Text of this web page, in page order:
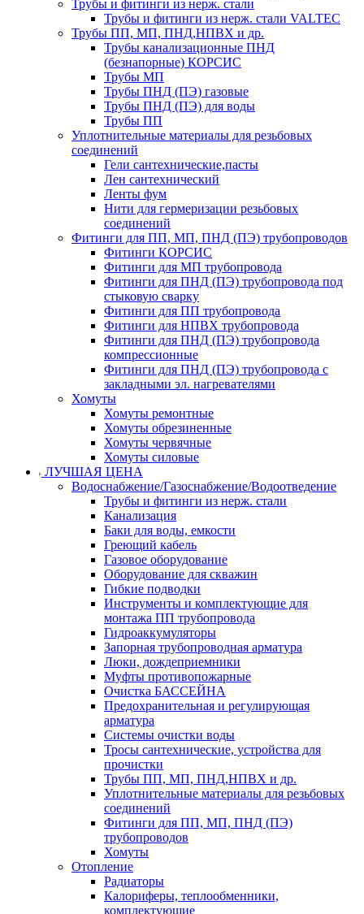
Трубы и фитинги из нерж. стали
Трубы и фитинги из нерж. стали VALTEC
Трубы ПП, МП, ПНД,НПВХ и др.
Трубы канализационные ПНД
(безнапорные) КОРСИС
Трубы МП
Трубы ПНД (ПЭ) газовые
Трубы ПНД (ПЭ) для воды
Трубы ПП
Уплотнительные материалы для резьбовых
соединений
Гели сантехнические,пасты
Лен сантехнический
Ленты фум
Нити для гермеризации резьбовых
соединений
Фитинги для ПП, МП, ПНД (ПЭ) трубопроводов
Фитинги КОРСИС
Фитинги для МП трубопровода
Фитинги для ПНД (ПЭ) трубопровода под
стыковую сварку
Фитинги для ПП трубопровода
Фитинги для НПВХ трубопровода
Фитинги для ПНД (ПЭ) трубопровода
компрессионные
Фитинги для ПНД (ПЭ) трубопровода с
закладными эл. нагревателями
Хомуты
Хомуты ремонтные
Хомуты обрезиненные
Хомуты червячные
Хомуты силовые
ЛУЧШАЯ ЦЕНА
Водоснабжение/Газоснабжение/Водоотведение
Трубы и фитинги из нерж. стали
Канализация
Баки для воды, емкости
Греющий кабель
Газовое оборудование
Оборудование для скважин
Гибкие подводки
Инструменты и комплектующие для
монтажа ПП трубопровода
Гидроаккумуляторы
Запорная трубопроводная арматура
Люки, дождеприемники
Муфты противопожарные
Очистка БАССЕЙНА
Предохранительная и регулирующая
арматура
Системы очистки воды
Тросы сантехнические, устройства для
прочистки
Трубы ПП, МП, ПНД,НПВХ и др.
Уплотнительные материалы для резьбовых
соединений
Фитинги для ПП, МП, ПНД (ПЭ)
трубопроводов
Хомуты
Отопление
Радиаторы
Калориферы, теплообменники,
комплектующие